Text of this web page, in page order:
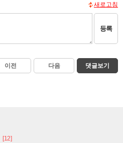
새로고침
등록
이전 다음 댓글보기
[12]